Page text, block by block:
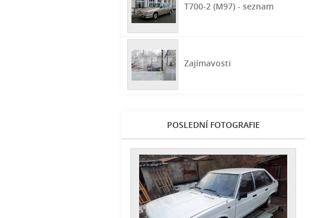
T700-2 (M97) - seznam
Zajímavosti
POSLEDNÍ FOTOGRAFIE